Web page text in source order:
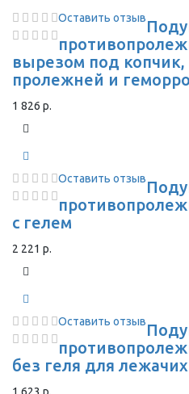
Оставить отзыв
вырезом под
пролежней и
1 826 р.
Оставить отзыв
с гелем
2 221 р.
Оставить отзыв
без геля для